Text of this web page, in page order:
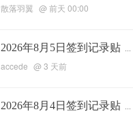
散落羽翼 @前天 00:00
2026年8月5日签到记录贴 ...
accede @3 天前
2026年8月4日签到记录贴 ...